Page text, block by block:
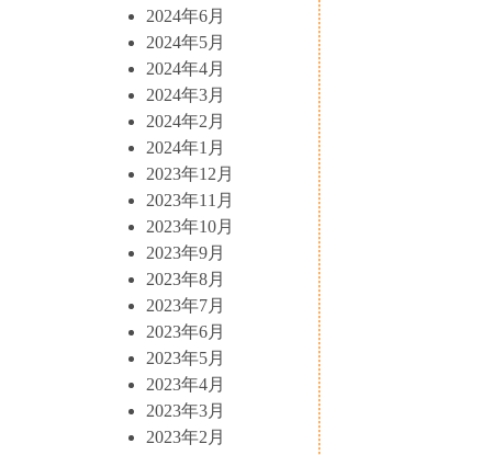
2024年6月
2024年5月
2024年4月
2024年3月
2024年2月
2024年1月
2023年12月
2023年11月
2023年10月
2023年9月
2023年8月
2023年7月
2023年6月
2023年5月
2023年4月
2023年3月
2023年2月